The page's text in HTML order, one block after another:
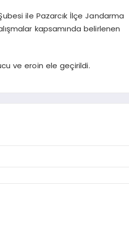
ile Pazarcık İlçe Jandarma
kapsamında belirlenen
ve eroin ele geçirildi.